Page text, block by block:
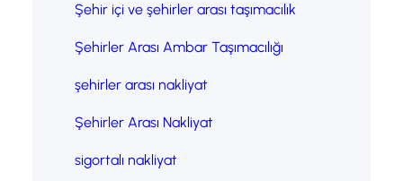
Şehir içi ve şehirler arası taşımacılık
Şehirler Arası Ambar Taşımacılığı
şehirler arası nakliyat
Şehirler Arası Nakliyat
sigortalı nakliyat